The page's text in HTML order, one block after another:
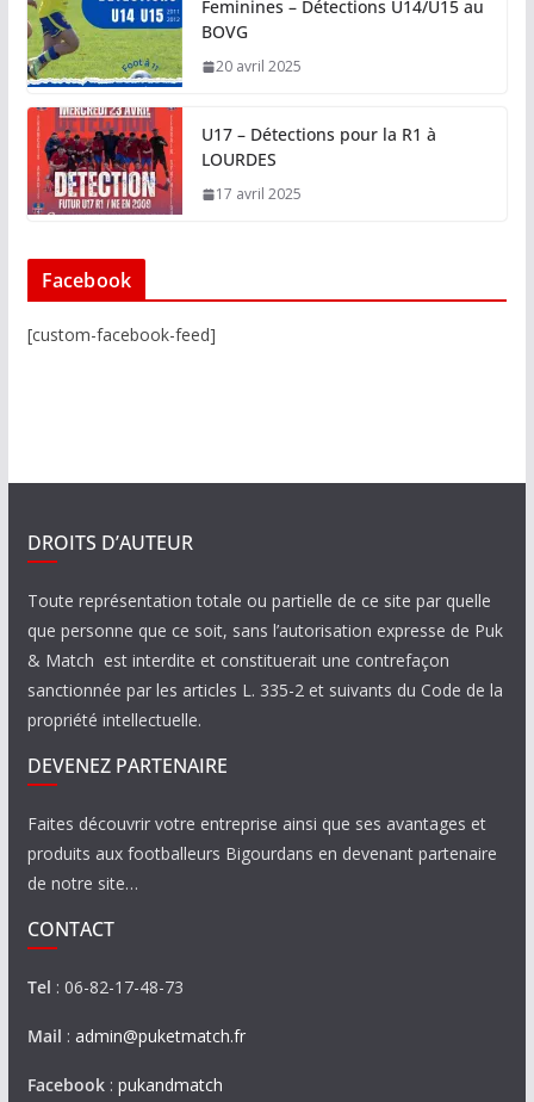
Feminines – Détections U14/U15 au
BOVG
20 avril 2025
U17 – Détections pour la R1 à
LOURDES
17 avril 2025
Facebook
[custom-facebook-feed]
DROITS D’AUTEUR
Toute représentation totale ou partielle de ce site par quelle
que personne que ce soit, sans l’autorisation expresse de Puk
& Match est interdite et constituerait une contrefaçon
sanctionnée par les articles L. 335-2 et suivants du Code de la
propriété intellectuelle.
DEVENEZ PARTENAIRE
Faites découvrir votre entreprise ainsi que ses avantages et
produits aux footballeurs Bigourdans en devenant partenaire
de notre site…
CONTACT
Tel : 06-82-17-48-73
Mail : admin@puketmatch.fr
Facebook: pukandmatch